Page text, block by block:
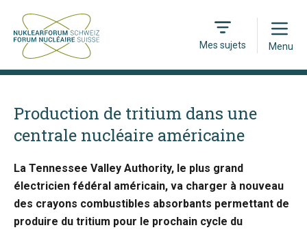
Mes sujets
Open
Menu
Production de tritium dans une
centrale nucléaire américaine
La Tennessee Valley Authority, le plus grand
électricien fédéral américain, va charger à nouveau
des crayons combustibles absorbants permettant de
produire du tritium pour le prochain cycle du